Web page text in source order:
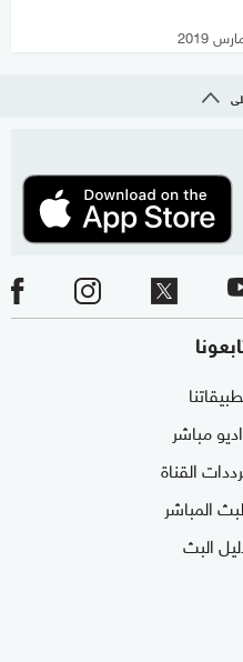
مباشر
القناة
المباشر
البث